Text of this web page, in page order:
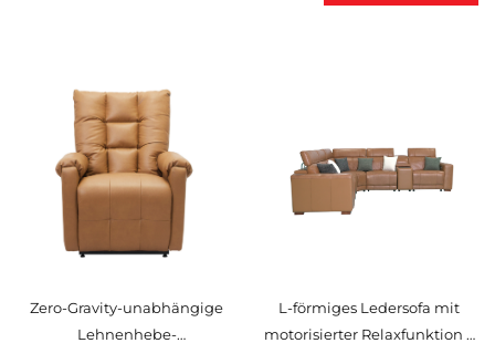
Zero-Gravity-unabhängige
Lehnenhebe-
L-förmiges Ledersofa mit
motorisierter Relaxfunktion –